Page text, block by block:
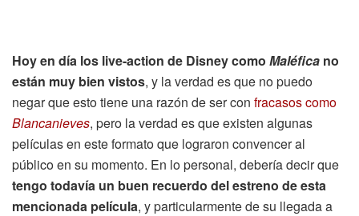
Hoy en día los live-action de Disney como Maléfica no
están muy bien vistos, y la verdad es que no puedo
negar que esto tiene una razón de ser con fracasos como
Blancanieves, pero la verdad es que existen algunas
películas en este formato que lograron convencer al
público en su momento. En lo personal, debería decir que
tengo todavía un buen recuerdo del estreno de esta
mencionada película, y particularmente de su llegada a